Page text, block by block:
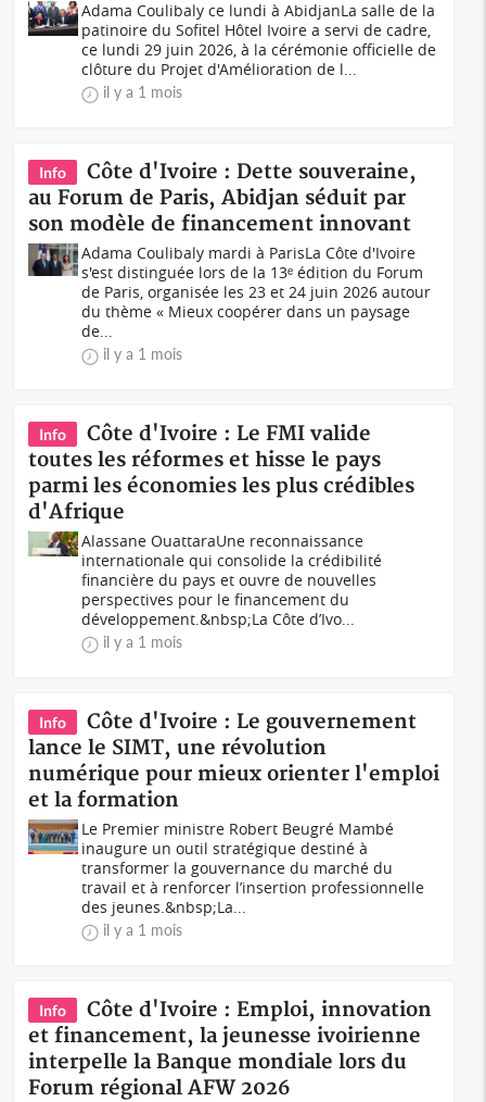
Adama Coulibaly ce lundi à AbidjanLa salle de la
patinoire du Sofitel Hôtel Ivoire a servi de cadre,
ce lundi 29 juin 2026, à la cérémonie officielle de
clôture du Projet d'Amélioration de l...
il y a 1 mois
Info
Côte d'Ivoire : Dette souveraine,
au Forum de Paris, Abidjan séduit par
son modèle de financement innovant
Adama Coulibaly mardi à ParisLa Côte d'Ivoire
s'est distinguée lors de la 13ᵉ édition du Forum
de Paris, organisée les 23 et 24 juin 2026 autour
du thème « Mieux coopérer dans un paysage
de...
il y a 1 mois
Info
Côte d'Ivoire : Le FMI valide
toutes les réformes et hisse le pays
parmi les économies les plus crédibles
d'Afrique
Alassane OuattaraUne reconnaissance
internationale qui consolide la crédibilité
financière du pays et ouvre de nouvelles
perspectives pour le financement du
développement.&nbsp;La Côte d’Ivo...
il y a 1 mois
Info
Côte d'Ivoire : Le gouvernement
lance le SIMT, une révolution
numérique pour mieux orienter l'emploi
et la formation
Le Premier ministre Robert Beugré Mambé
inaugure un outil stratégique destiné à
transformer la gouvernance du marché du
travail et à renforcer l’insertion professionnelle
des jeunes.&nbsp;La...
il y a 1 mois
Info
Côte d'Ivoire : Emploi, innovation
et financement, la jeunesse ivoirienne
interpelle la Banque mondiale lors du
Forum régional AFW 2026